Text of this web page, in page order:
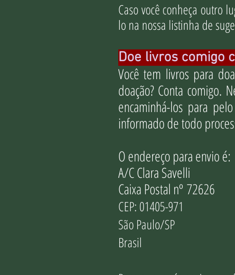
Caso você conheça outro
lo na nossa listinha de
Doe livros comigo
Você tem livros para
doação? Conta comigo.
encaminhá-los para
informado de todo
O endereço para envio é:
A/C Clara Savelli
Caixa Postal nº72626
CEP: 01405-971
São Paulo/SP
Brasil